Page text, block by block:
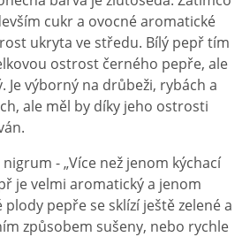
cukr a ovocné aromatické
ukryta ve středu. Bílý pepř tím
ostrost černého pepře, ale
Je výborný na drůbeži, rybách a
ale měl by díky jeho ostrosti
- „Více než jenom kýchací
je velmi aromatický a jenom
pepře se sklízí ještě zelené a
způsobem sušeny, nebo rychle